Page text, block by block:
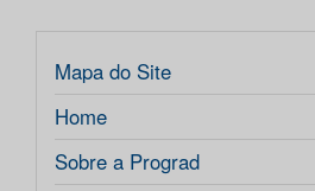
Mapa do Site
Home
Sobre a Prograd